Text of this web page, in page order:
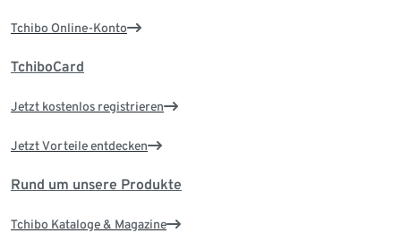
Tchibo Online-Konto
TchiboCard
Jetzt kostenlos registrieren
Jetzt Vorteile entdecken
Rund um unsere Produkte
Tchibo Kataloge & Magazine